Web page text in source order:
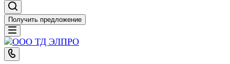
Получить предложение